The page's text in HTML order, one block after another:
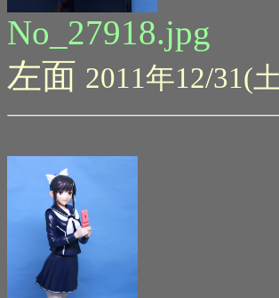
No_27918.jpg
左面 2011年12/31(